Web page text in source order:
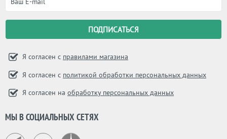
Я согласен с правилами магазина
Я согласен с политикой обработки персональных данных
Я согласен на обработку персональных данных
МЫ В СОЦИАЛЬНЫХ СЕТЯХ